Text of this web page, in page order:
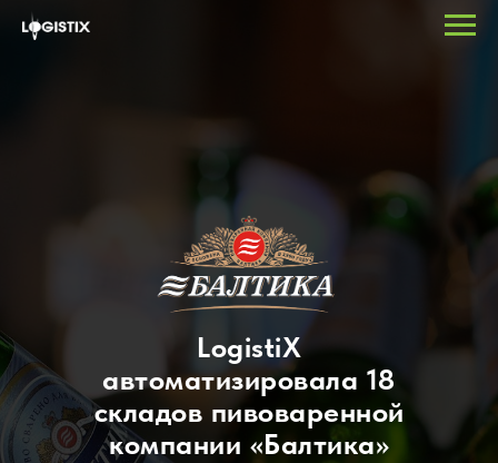
LogistiX
автоматизировала 18
складов пивоваренной
компании «Балтика»